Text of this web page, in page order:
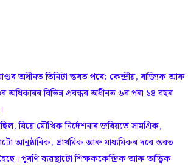
অধীনত তিনিটা স্তৰত পৰে: কেন্দ্ৰীয়, ৰাজ্যিক আৰু
বিভিন্ন প্ৰবন্ধৰ অধীনত ৬ৰ পৰা ১৪ বছৰ
যিয়ে মৌখিক নিৰ্দেশনাৰ জৰিয়তে সামগ্ৰিক,
আনুষ্ঠানিক, প্ৰাথমিক আৰু মাধ্যমিকৰ দৰে স্তৰত
পুৰণি ব্যৱস্থাটো শিক্ষককেন্দ্ৰিক আৰু তাত্ত্বিক